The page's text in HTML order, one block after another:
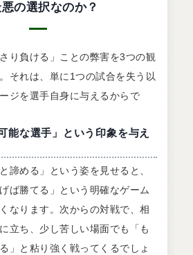
の選択なのか？
り負ける」ことの弊害を3つの観
それは、単に1つの試合を失う以
ジを選手自身に与えるからで
能な選手」という印象を与え
諦める」という姿を見せると、
ば勝てる」という明確なゲーム
なります。次からの対戦で、相
立ち、少し苦しい場面でも「も
」と粘り強く戦ってくるでしょ